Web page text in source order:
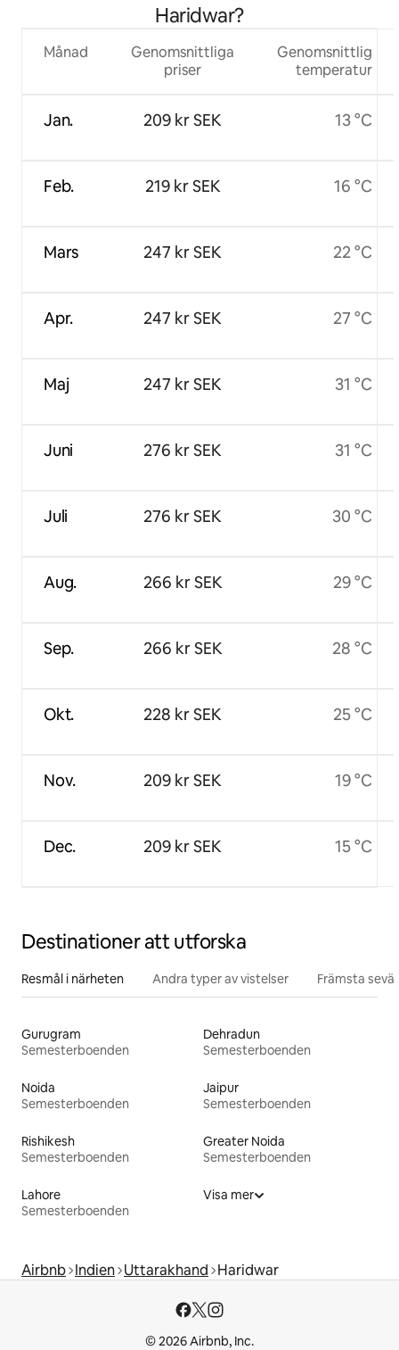
Haridwar?
Månad
Jan.
Feb.
Mars
Apr.
Maj
Juni
Juli
Aug.
Sep.
Okt.
Nov.
Dec.
Genomsnittliga
priser
209 kr SEK
219 kr SEK
247 kr SEK
247 kr SEK
247 kr SEK
276 kr SEK
276 kr SEK
266 kr SEK
266 kr SEK
228 kr SEK
209 kr SEK
209 kr SEK
Genomsnittlig
temperatur
13 °C
16 °C
22 °C
27 °C
31 °C
31 °C
30 °C
29 °C
28 °C
25 °C
19 °C
15 °C
Destinationer att utforska
Resmål i närheten Andra typer av vistelser Främsta
Gurugram
Semesterboenden
Dehradun
Semesterboenden
Noida
Semesterboenden
Jaipur
Semesterboenden
Rishikesh
Semesterboenden
Greater Noida
Semesterboenden
Lahore
Semesterboenden
Visa mer
Airbnb Indien Uttarakhand Haridwar
© 2026 Airbnb, Inc.